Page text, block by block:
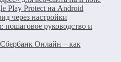
Play Protect на Android
через настройки
пошаговое руководство и
Онлайн – как